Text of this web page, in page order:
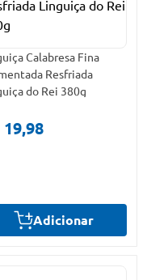
Calabresa Fina
Resfriada
do Rei 380g
19,98
Adicionar